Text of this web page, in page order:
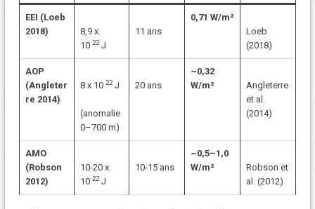
EEI (Loeb
2018)
8,9 x
10 22J
11 ans
0,71 W/m²
Loeb
(2018)
AOP
(Angleter
re 2014)
8 x 10 22J
(anomalie
0–700 m)
20 ans
~0,32
W/m²
Angleterre
et al.
(2014)
AMO
(Robson
2012)
10-20 x
10 22J
10-15 ans
~0,5–1,0
W/m²
Robson et
al. (2012)